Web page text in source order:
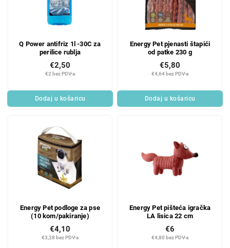
Q Power antifriz 1l -30C za
perilice rublja
€2 bez PDV-a
€2,50
Dodaj u košaricu
Energy Pet pjenasti štapići
od patke 230 g
€4,64 bez PDV-a
€5,80
Dodaj u košaricu
Energy Pet podloge za pse
(10 kom/pakiranje)
€3,28 bez PDV-a
€4,10
Energy Pet pišteća igračka
LA lisica 22 cm
€4,80 bez PDV-a
€6